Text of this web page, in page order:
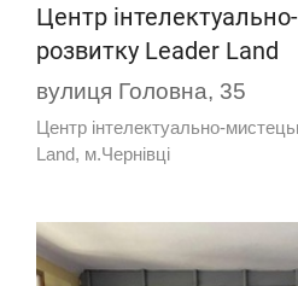
Центр
розвитку Leader Land
вулиця Головна, 35
Центр інтелектуально-
Land, м.Чернівці